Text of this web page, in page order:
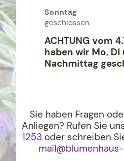
Sonntag
geschlossen
ACHTUNG vom
haben wir Mo, Di
Nachmittag
Sie haben Fragen
Anliegen? Rufen Sie
1253 oder schreiben